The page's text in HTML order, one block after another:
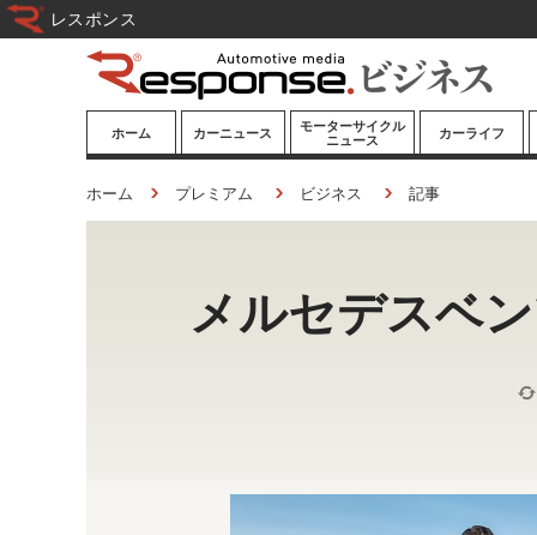
ホーム カーニュース
鉄道
船舶
モーターサイクル
ニュース
カーライフ
モータースポー
ツ/エンタメ
ホーム プレミアム ビジネス 記事
メルセデスベ
レスポンス